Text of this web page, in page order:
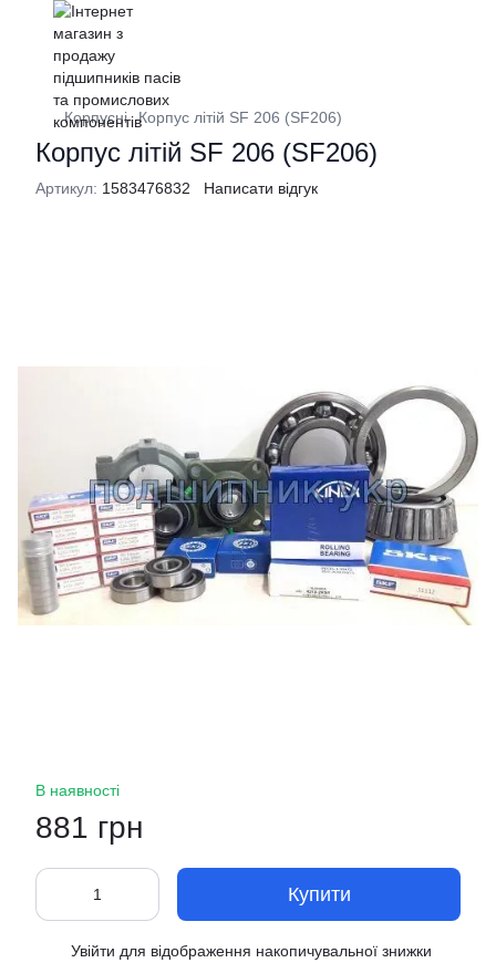
Корпусні Корпус літій SF 206 (SF206)
Корпус літій SF 206 (SF206)
Артикул: 1583476832 Написати відгук
В наявності
881 грн
Купити
Увійти для відображення накопичувальної знижки